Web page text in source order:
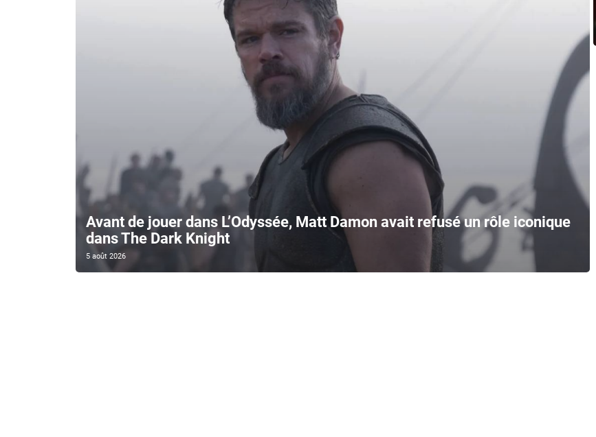
Avant de jouer dans L’Odyssée, Matt Damon avait refusé un rôle iconique
dans The Dark Knight
5 août 2026